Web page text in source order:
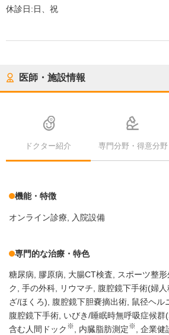
休診日:日、祝
医師・施設情報
ドクター紹介 専門分野・得意分野
機能・特徴
オンライン診療 入院設備
専門的な治療・特色
糖尿病 膠原病 大腸CT検査
スポーツ整
ク
手の外科 リウマチ 腹腔鏡下手術(婦人
ざ/ほくろ)
腹腔鏡下胆嚢摘出術 鼠径ヘル
腹腔鏡下手術 いびき/睡眠時無呼吸症候群
含む人間ドック ※ 内臓脂肪測定※ 企業健